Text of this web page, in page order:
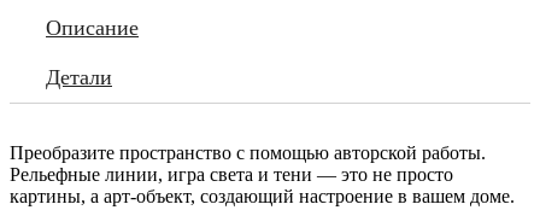
Описание
Детали
Преобразите пространство с помощью авторской работы.
Рельефные линии, игра света и тени — это не просто
картины, а арт-объект, создающий настроение в вашем доме.